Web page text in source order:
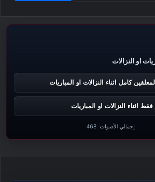
او النزالات
كامل اثناء النزالات او المباريات
اثناء النزالات او المباريات
إجمالي الأصوات: 468